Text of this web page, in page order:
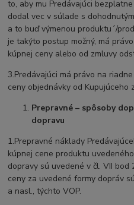
to, aby mu Predávajúci
dodal vec v súlade s
a to buď výmenou produktu´/
je takýto postup možný, má
kúpnej ceny alebo od zmluvy
3.Predávajúci má právo na
ceny objednávky od Kupujúceho
Prepravné – spôsoby
dopravu
1.Prepravné náklady
kúpnej cene produktu
dopravy sú uvedené v čl. VII
ceny za uvedené formy dopráv
a nasl., týchto VOP.